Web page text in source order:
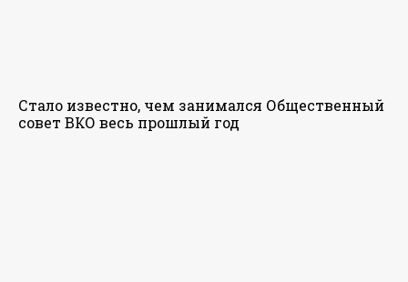
Стало известно, чем занимался Общественный
совет ВКО весь прошлый год